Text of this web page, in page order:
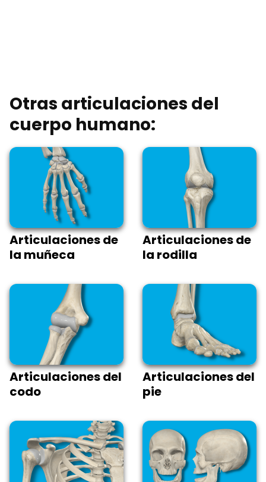
Otras articulaciones del
cuerpo humano:
Articulaciones de
la muñeca
Articulaciones de
la rodilla
Articulaciones del
codo
Articulaciones del
pie